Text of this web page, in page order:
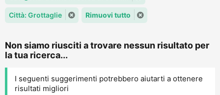
Città: Grottaglie Rimuovi tutto
Non siamo riusciti a trovare nessun risultato per
la tua ricerca...
I seguenti suggerimenti potrebbero aiutarti a ottenere
risultati migliori